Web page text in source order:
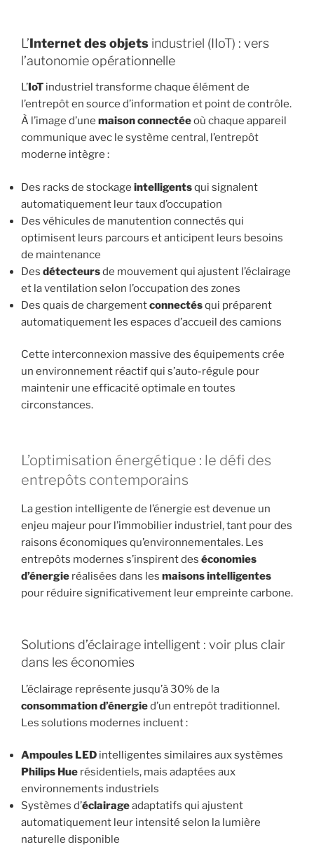
L’Internet des objets industriel (IIoT) : vers
l’autonomie opérationnelle
L’IoT industriel transforme chaque élément de
l’entrepôt en source d’information et point de contrôle.
À l’image d’une maison connectéeoù chaque appareil
communique avec le système central, l’entrepôt
moderne intègre :
Des racks de stockage intelligentsqui signalent
automatiquement leur taux d’occupation
Des véhicules de manutention connectés qui
optimisent leurs parcours et anticipent leurs besoins
de maintenance
Des détecteursde mouvement qui ajustent l’éclairage
et la ventilation selon l’occupation des zones
Des quais de chargementconnectésqui préparent
automatiquement les espaces d’accueil des camions
Cette interconnexion massive des équipements crée
un environnement réactif qui s’auto-régule pour
maintenir une efficacité optimale en toutes
circonstances.
L’optimisation énergétique : le défi des
entrepôts contemporains
La gestion intelligente de l’énergie est devenue un
enjeu majeur pour l’immobilier industriel, tant pour des
raisons économiques qu’environnementales. Les
entrepôts modernes s’inspirent des économies
d’énergie réalisées dans les maisons intelligentes
pour réduire significativement leur empreinte carbone.
Solutions d’éclairage intelligent : voir plus clair
dans les économies
L’éclairage représente jusqu’à 30% de la
consommation d’énergied’un entrepôt traditionnel.
Les solutions modernes incluent :
Ampoules LED intelligentes similaires aux systèmes
Philips Hue résidentiels, mais adaptées aux
environnements industriels
Systèmes d’éclairageadaptatifs qui ajustent
automatiquement leur intensité selon la lumière
naturelle disponible